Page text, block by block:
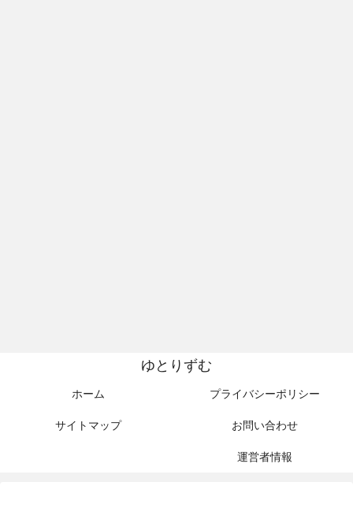
ゆとりずむ
ホーム プライバシーポリシー
サイトマップ お問い合わせ
運営者情報